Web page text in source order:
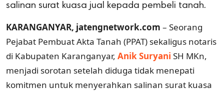
salinan surat kuasa jual kepada pembeli tanah.
KARANGANYAR, jatengnetwork.com – Seorang
Pejabat Pembuat Akta Tanah (PPAT) sekaligus notaris
di Kabupaten Karanganyar, Anik Suryani SH MKn,
menjadi sorotan setelah diduga tidak menepati
komitmen untuk menyerahkan salinan surat kuasa